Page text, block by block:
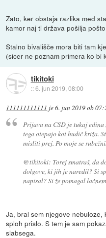
Zato, ker obstaja razlika med
kamor naj ti država pošilja
Stalno bivališče mora biti tam
(sicer ne poznam primera ko bi
tikitoki
::6. jun 2019, 08:00
111111111111 je6. jun 2019 ob
Prijava na CSD je tukaj edina
tega otepajo kot hudič križa.
misliti prej. Po moje se
@tikitoki: Torej smatraš, da
dolgove, ki jih je naredil? Si
napisal? Si že pomagal
Ja, bral sem njegove nebuloze,
sploh prislo. S tem je sam
slabsega.